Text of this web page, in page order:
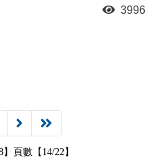
3996
頁數【14/22】